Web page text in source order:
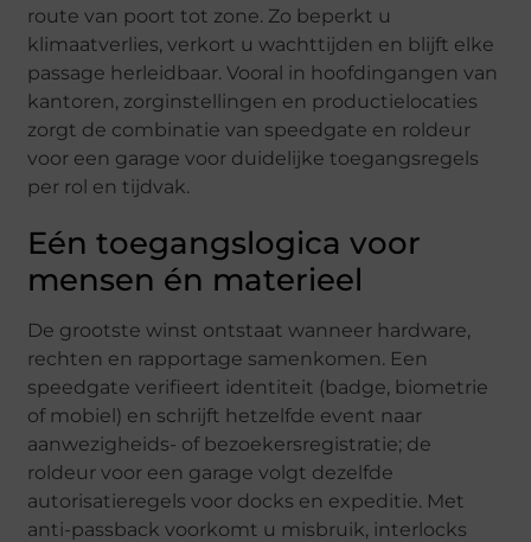
route van poort tot zone. Zo beperkt u
klimaatverlies, verkort u wachttijden en blijft elke
passage herleidbaar. Vooral in hoofdingangen van
kantoren, zorginstellingen en productielocaties
zorgt de combinatie van speedgate en roldeur
voor een garage voor duidelijke toegangsregels
per rol en tijdvak.
Eén toegangslogica voor
mensen én materieel
De grootste winst ontstaat wanneer hardware,
rechten en rapportage samenkomen. Een
speedgate verifieert identiteit (badge, biometrie
of mobiel) en schrijft hetzelfde event naar
aanwezigheids- of bezoekersregistratie; de
roldeur voor een garage volgt dezelfde
autorisatieregels voor docks en expeditie. Met
anti-passback voorkomt u misbruik, interlocks